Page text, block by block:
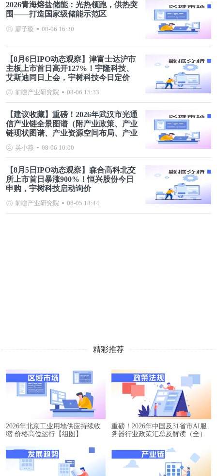
2026青海熔盐储能：光热领跑，供热突
围——打造国家级储能示范区
廖子璇 08-06 16:30
【8月6日IPO动态观察】津富士达沪市
主板上市首日高开127%！宇隆科技、
艾斯迪同日上会，宇树科技今日定价
前瞻产业研究院 08-06 15:33
【建议收藏】重磅！2026年武汉市光通
信产业链全景图谱（附产业政策、产业
链现状图谱、产业资源空间布局、产业
吴小燕 08-06 10:00
【8月5日IPO动态观察】森合高科北交
所上市首日暴涨900%！恒兴股份今日
申购，宇树科技启动询价
前瞻产业研究院 08-05 18:44
精彩推荐
2026年北京工业用地供应持续收
缩 价格高位运行【组图】
重磅！2026年中国及31省市AI服
务器行业政策汇总及解读（全）